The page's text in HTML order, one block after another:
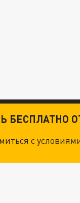
БЕСПЛАТНО
с